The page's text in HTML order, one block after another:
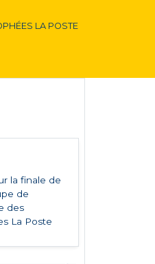
LA POSTE
la finale de
de
des
La Poste